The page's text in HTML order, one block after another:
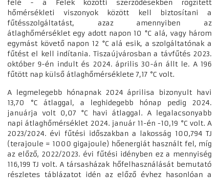
felé - a Felek közötti szerződésekben rögzített
hőmérsékleti viszonyok között kell biztosítani a
fűtésszolgáltatást, azaz amennyiben az
átlaghőmérséklet egy adott napon 10 °C alá, vagy három
egymást követő napon 12 °C alá esik, a szolgáltatónak a
fűtést el kell indítania. Tiszaújvárosban a távfűtés 2023.
október 9-én indult és 2024. április 30-án állt le. A 196
fűtött nap külső átlaghőmérséklete 7,17 °C volt.
A legmelegebb hónapnak 2024 áprilisa bizonyult havi
13,70 °C átlaggal, a leghidegebb hónap pedig 2024.
januárja volt 0,07 °C havi átlaggal. A legalacsonyabb
napi átlaghőmérséklet 2024. január 11-én -10,19 °C volt. A
2023/2024. évi fűtési időszakban a lakosság 100,794 TJ
(terajoule = 1000 gigajoule) hőenergiát használt fel, míg
az előző, 2022/2023. évi fűtési idényben ez a mennyiség
116,199 TJ volt. A társasházak hőfelhasználását bemutató
részletes táblázatot idén az előző évhez hasonlóan a